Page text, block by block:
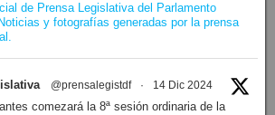
de Prensa Legislativa del Parlamento
y fotografías generadas por la prensa
@prensalegistdf · 14 Dic 2024
comezará la 8ª sesión ordinaria de la